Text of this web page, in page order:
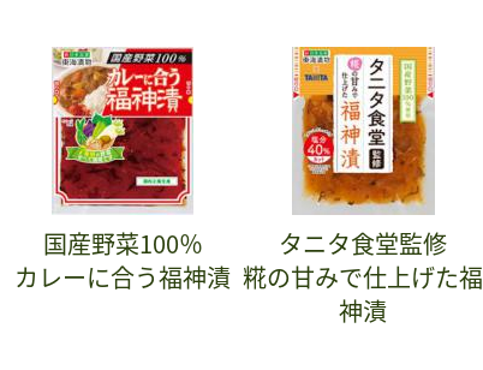
国産野菜100％
カレーに合う福神漬
タニタ食堂監修
糀の甘みで仕上げた福
神漬